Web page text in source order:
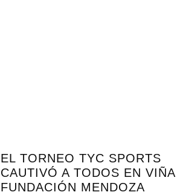
EL TORNEO TYC SPORTS
CAUTIVÓ A TODOS EN VIÑA
FUNDACIÓN MENDOZA